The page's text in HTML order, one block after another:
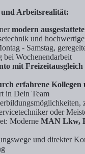
Arbeitsrealität:
modern
und
- Samstag,
bei Wochenendarbeit
mit Freizeitausgleich
erfahrene Kollegen
in Dein Team
oder
Moderne MAN Lkw,
und direkter